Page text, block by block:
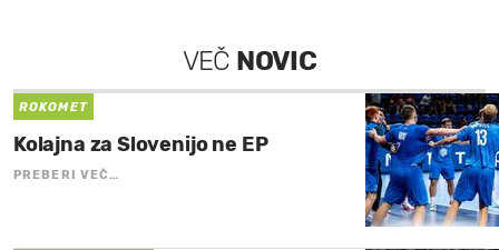
VEČ NOVIC
ROKOMET
Kolajna za Slovenijo ne EP
PREBERI VEČ…